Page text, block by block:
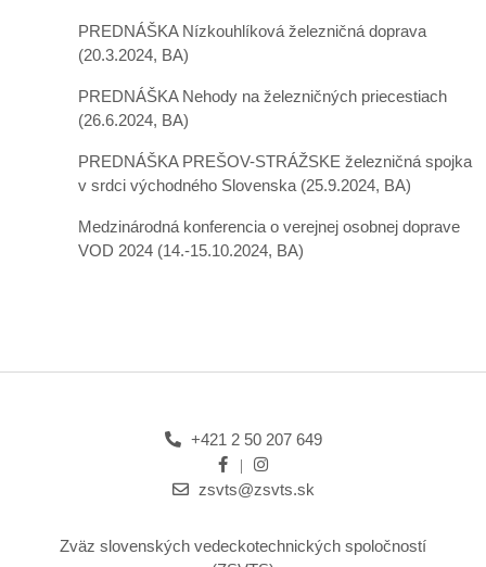
PREDNÁŠKA Nízkouhlíková železničná doprava
(20.3.2024, BA)
PREDNÁŠKA Nehody na železničných priecestiach
(26.6.2024, BA)
PREDNÁŠKA PREŠOV-STRÁŽSKE železničná spojka
v srdci východného Slovenska (25.9.2024, BA)
Medzinárodná konferencia o verejnej osobnej doprave
VOD 2024 (14.-15.10.2024, BA)
+421 2 50 207 649
zsvts@zsvts.sk
Zväz slovenských vedeckotechnických spoločností